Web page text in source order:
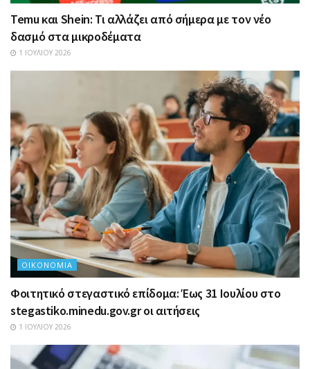
Temu και Shein: Τι αλλάζει από σήμερα με τον νέο
δασμό στα μικροδέματα
1 ΙΟΥΛΊΟΥ 2026
ΟΙΚΟΝΟΜΊΑ
Φοιτητικό στεγαστικό επίδομα: Έως 31 Ιουλίου στο
stegastiko.minedu.gov.gr οι αιτήσεις
1 ΙΟΥΛΊΟΥ 2026